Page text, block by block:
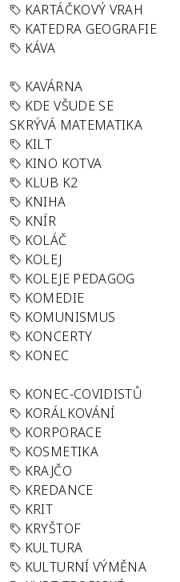
KARTÁČKOVÝ VRAH
KATEDRA GEOGRAFIE
KÁVA
KAVÁRNA
KDE VŠUDE SE
SKRÝVÁ MATEMATIKA
KILT
KINO KOTVA
KLUB K2
KNIHA
KNÍR
KOLÁČ
KOLEJ
KOLEJE PEDAGOG
KOMEDIE
KOMUNISMUS
KONCERTY
KONEC
KONEC-COVIDISTŮ
KORÁLKOVÁNÍ
KORPORACE
KOSMETIKA
KRAJČO
KREDANCE
KRIT
KRYŠTOF
KULTURA
KULTURNÍ VÝMĚNA